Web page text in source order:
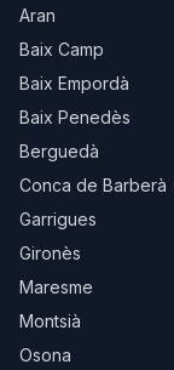
Aran
Baix Camp
Baix Empordà
Baix Penedès
Berguedà
Conca de Barberà
Garrigues
Gironès
Maresme
Montsià
Osona